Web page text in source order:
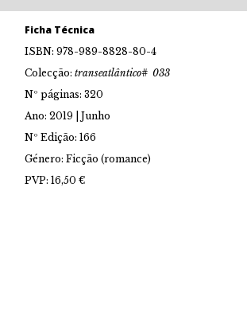
Ficha Técnica
ISBN: 978-989-8828-80-4
Colecção: transeatlântico# 033
Nº páginas: 320
Ano: 2019 | Junho
Nº Edição: 166
Género: Ficção (romance)
PVP: 16,50 €